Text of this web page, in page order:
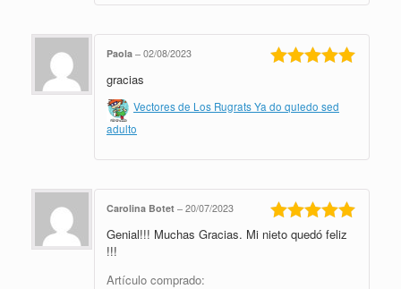
Paola – 02/08/2023
gracias
Vectores de Los Rugrats Ya do quiedo sed
adulto
Valorado en
Carolina Botet – 20/07/2023
Genial!!! Muchas Gracias. Mi nieto quedó feliz
!!!
Artículo comprado: